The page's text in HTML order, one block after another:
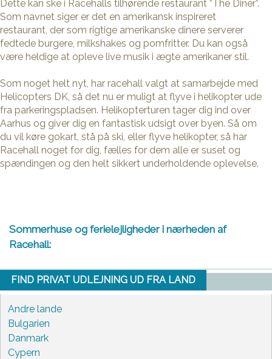
Dette kan ske i Racehalls tilhørende restaurant ”The Diner”.
Som navnet siger er det en amerikansk inspireret
restaurant, der som rigtige amerikanske dinere serverer
fedtede burgere, milkshakes og pomfritter. Du kan også
være heldige at opleve live musik i ægte amerikaner stil.
Som noget helt nyt, har racehall valgt at samarbejde med
Helicopters DK, så det nu er muligt at flyve i helikopter ude
fra parkeringspladsen. Helikopterturen tager dig ind over
Aarhus og giver dig en fantastisk udsigt over byen. Så om
du vil køre gokart, stå på ski, eller flyve helikopter, så har
Racehall noget for dig, fælles for dem alle er suset og
spændingen og den helt sikkert underholdende oplevelse.
Sommerhuse og ferielejligheder i nærheden af
Racehall:
FIND PRIVAT UDLEJNING UD FRA LAND
Andre lande
Bulgarien
Danmark
Cypern